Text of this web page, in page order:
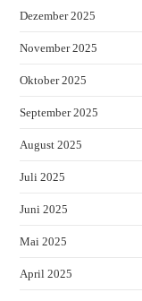
Dezember 2025
November 2025
Oktober 2025
September 2025
August 2025
Juli 2025
Juni 2025
Mai 2025
April 2025